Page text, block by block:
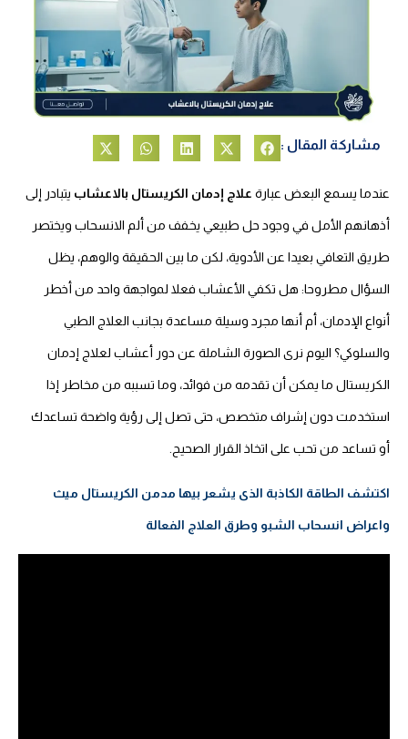
مشاركة المقال :
عندما يسمع البعض عبارة علاج إدمان الكريستال بالاعشاب يتبادر إلى
أذهانهم الأمل في وجود حل طبيعي يخفف من ألم الانسحاب ويختصر
طريق التعافي بعيدا عن الأدوية، لكن ما بين الحقيقة والوهم، يظل
السؤال مطروحا: هل تكفي الأعشاب فعلا لمواجهة واحد من أخطر
أنواع الإدمان، أم أنها مجرد وسيلة مساعدة بجانب العلاج الطبي
والسلوكي؟ اليوم نرى الصورة الشاملة عن دور أعشاب لعلاج إدمان
الكريستال ما يمكن أن تقدمه من فوائد، وما تسببه من مخاطر إذا
استخدمت دون إشراف متخصص، حتى تصل إلى رؤية واضحة تساعدك
أو تساعد من تحب على اتخاذ القرار الصحيح.
اكتشف الطاقة الكاذبة الذى يشعر بيها مدمن الكريستال ميث
واعراض انسحاب الشبو وطرق العلاج الفعالة